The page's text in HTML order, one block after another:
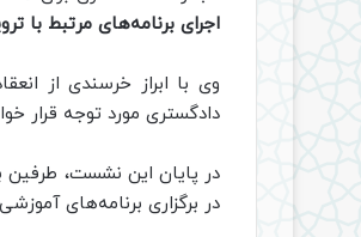
اجرای برنامه‌های مرتبط با
وی با ابراز خرسندی از
دادگستری مورد توجه قرار
در پایان این نشست، طرفین
در برگزاری برنامه‌های